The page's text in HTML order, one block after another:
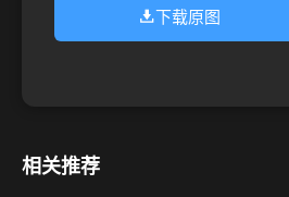
下载原图
相关推荐